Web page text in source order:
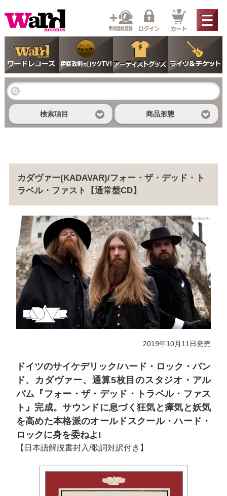
検索項目 商品形態
カダヴァー(KADAVAR)/フォー・ザ・デッド・ト
ラベル・ファスト【通常盤CD】
2019年10月11日発売
ドイツのサイケデリック/ハード・ロック・バン
ド、カダヴァー、通算5枚目のスタジオ・アル
バム『フォー・ザ・デッド・トラベル・ファス
ト』完成。サウンドに息づく狂気と瘴気と妖気
を高めた本格派のオールドスクール・ハード・
ロックに身を委ねよ!
【日本語解説書封入/歌詞対訳付き】